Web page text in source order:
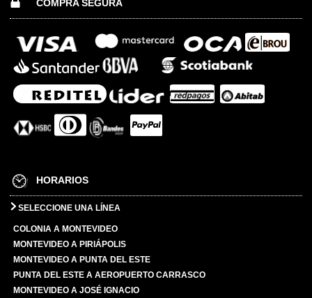
COMPRA SEGURA
HORARIOS
SELECCIONE UNA LÍNEA
COLONIA A MONTEVIDEO
MONTEVIDEO A PIRIÁPOLIS
MONTEVIDEO A PUNTA DEL ESTE
PUNTA DEL ESTE A AEROPUERTO CARRASCO
MONTEVIDEO A JOSÉ IGNACIO